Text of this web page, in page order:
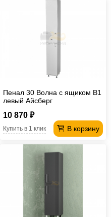
Пенал 30 Волна с ящиком В1
левый Айсберг
10 870 ₽
В корзину
Купить в 1 клик